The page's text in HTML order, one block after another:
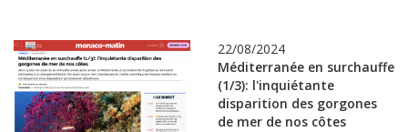
22/08/2024
Méditerranée en surchauffe
(1/3): l'inquiétante
disparition des gorgones
de mer de nos côtes